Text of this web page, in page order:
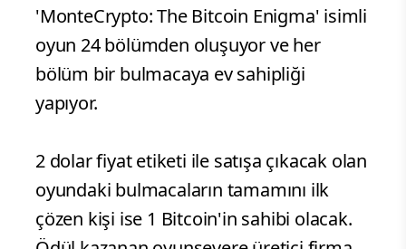
'MonteCrypto: The Bitcoin Enigma' isimli
oyun 24 bölümden oluşuyor ve her
bölüm bir bulmacaya ev sahipliği
yapıyor.
2 dolar fiyat etiketi ile satışa çıkacak olan
oyundaki bulmacaların tamamını ilk
çözen kişi ise 1 Bitcoin'in sahibi olacak.